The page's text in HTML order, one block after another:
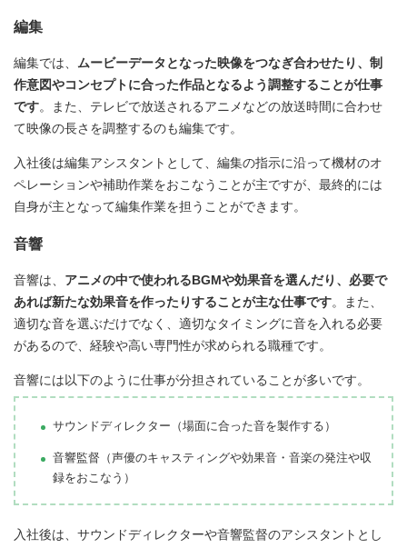
編集
編集では、 ムービーデータとなった映像をつなぎ合わせたり、制
作意図やコンセプトに合った作品となるよう調整することが仕事
です。また、テレビで放送されるアニメなどの放送時間に合わせ
て映像の長さを調整するのも編集です。
入社後は編集アシスタントとして、編集の指示に沿って機材のオ
ペレーションや補助作業をおこなうことが主ですが、最終的には
自身が主となって編集作業を担うことができます。
音響
音響は、 アニメの中で使われるBGMや効果音を選んだり、必要で
あれば新たな効果音を作ったりすることが主な仕事です。また、
適切な音を選ぶだけでなく、適切なタイミングに音を入れる必要
があるので、経験や高い専門性が求められる職種です。
音響には以下のように仕事が分担されていることが多いです。
サウンドディレクター（場面に合った音を製作する）
音響監督（声優のキャスティングや効果音・音楽の発注や収
録をおこなう）
入社後は、サウンドディレクターや音響監督のアシスタントとし